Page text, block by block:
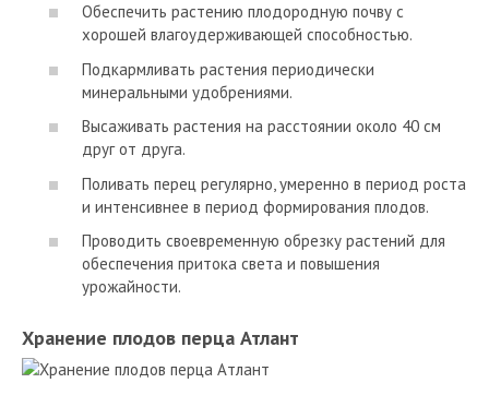
Обеспечить растению плодородную почву с
хорошей влагоудерживающей способностью.
Подкармливать растения периодически
минеральными удобрениями.
Высаживать растения на расстоянии около 40 см
друг от друга.
Поливать перец регулярно, умеренно в период роста
и интенсивнее в период формирования плодов.
Проводить своевременную обрезку растений для
обеспечения притока света и повышения
урожайности.
Хранение плодов перца Атлант